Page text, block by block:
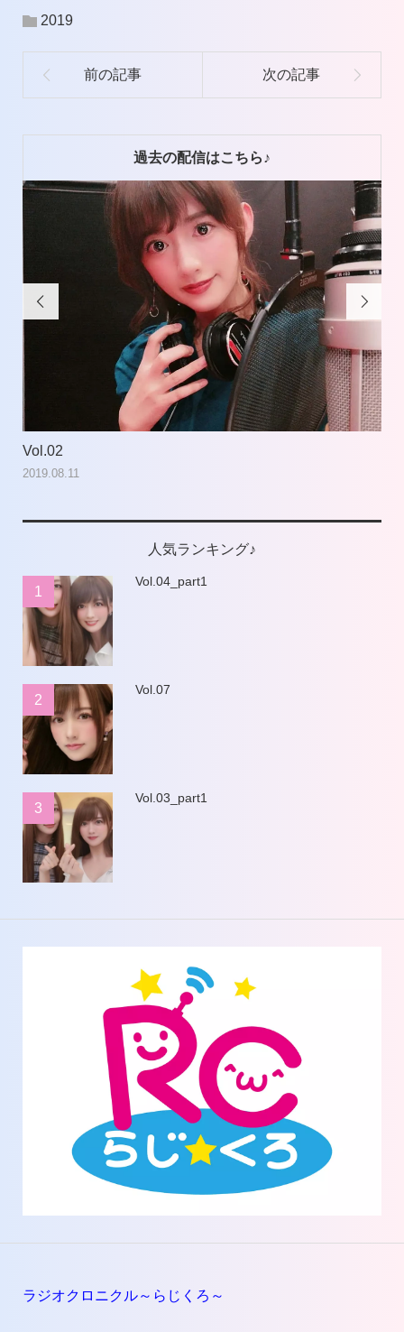
プ
2019
過去の配信はこちら♪

Vol.02
2019.08.11

人気ランキング♪
1
Vol.04_part1
2
Vol.07
3
Vol.03_part1
ラジオクロニクル～らじくろ～